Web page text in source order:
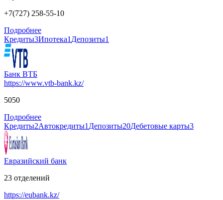
+7(727) 258-55-10
Подробнее
Кредиты3Ипотека1 Депозиты1
Банк ВТБ
https://www.vtb-bank.kz/
5050
Подробнее
Кредиты2Автокредиты1 Депозиты20Дебетовые карты3
Евразийский банк
23 отделений
https://eubank.kz/